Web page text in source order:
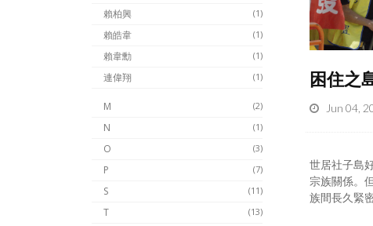
(1)
賴柏興
(1)
賴皓韋
(1)
賴韋勳
(1)
連偉翔
(2)
M
(1)
N
(3)
O
(7)
P
(11)
S
(13)
T
困住之
Jun 04,
世居社子島
宗族關係。
族間長久緊